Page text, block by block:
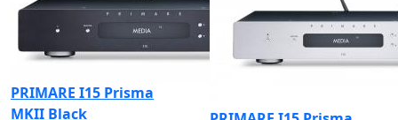
PRIMARE I15 Prisma
MKII Black